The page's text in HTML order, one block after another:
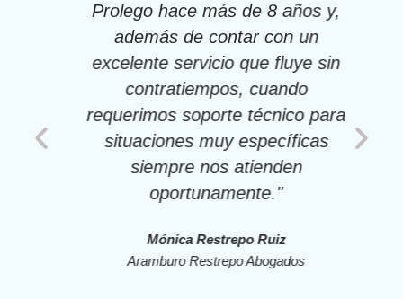
Prolego hace más de 8 años y,
además de contar con un
excelente servicio que fluye sin
contratiempos, cuando
requerimos soporte técnico para
situaciones muy específicas
siempre nos atienden
oportunamente."
Mónica Restrepo Ruiz
Aramburo Restrepo Abogados